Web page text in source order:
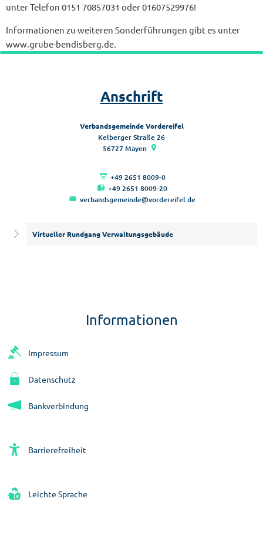
unter Telefon 0151 70857031 oder 01607529976!
Informationen zu weiteren Sonderführungen gibt es unter
www.grube-bendisberg.de.
Anschrift
Verbandsgemeinde Vordereifel
Kelberger Straße 26
56727 Mayen
+49 2651 8009-0
+49 2651 8009-20
verbandsgemeinde@vordereifel.de
Virtueller Rundgang Verwaltungsgebäude
Informationen
Impressum
Datenschutz
Bankverbindung
Barrierefreiheit
Leichte Sprache